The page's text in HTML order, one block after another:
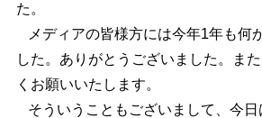
た。
メディアの皆様方には今年1年も何
した。ありがとうございました。ま
くお願いいたします。
そういうこともございまして、今